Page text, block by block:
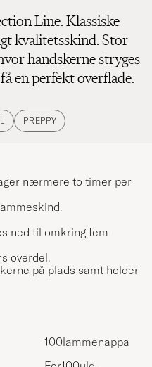
Line. Klassiske
kvalitetsskind. Stor
handskerne stryges
en perfekt overflade.
PREPPY
nærmere to timer per
ned til omkring fem
overdel.
på plads samt holder
100lammenappa